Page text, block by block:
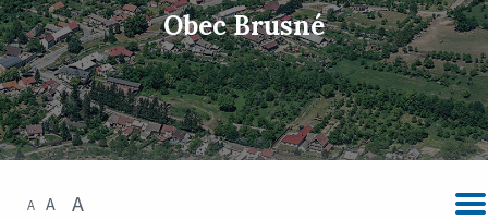
Obec Brusné
A A A